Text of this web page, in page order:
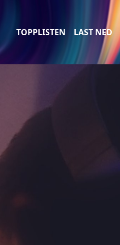
TOPPLISTEN LAST NED